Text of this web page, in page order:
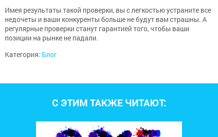
Имея результаты такой проверки, вы с легкостью устраните все
недочеты и ваши конкуренты больше не будут вам страшны. А
регулярные проверки станут гарантией того, чтобы ваши
позиции на рынке не падали.
Категория: Блог
С ЭТИМ ТАКЖЕ ЧИТАЮТ: